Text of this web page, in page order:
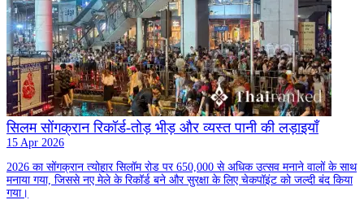
सिलम सोंगक्रान रिकॉर्ड-तोड़ भीड़ और व्यस्त पानी की लड़ाइयाँ
15 Apr 2026
2026 का सोंगक्रान त्योहार सिलॉम रोड पर 650,000 से अधिक उत्सव मनाने वालों के साथ
मनाया गया, जिससे नए मेले के रिकॉर्ड बने और सुरक्षा के लिए चेकपॉइंट को जल्दी बंद किया
गया।